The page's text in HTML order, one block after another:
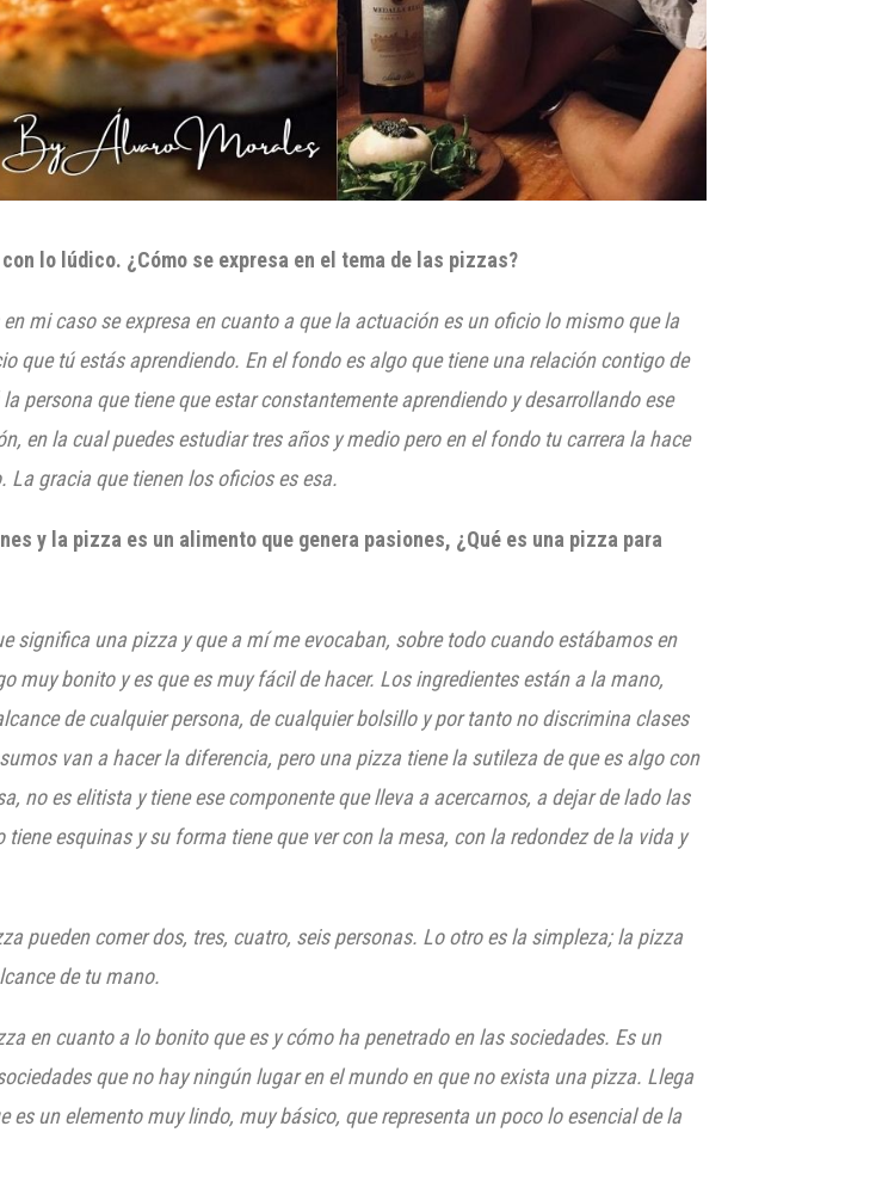
lo lúdico. ¿Cómo se expresa en el tema de las pizzas?
mi caso se expresa en cuanto a que la actuación es un oficio lo mismo que la
que tú estás aprendiendo. En el fondo es algo que tiene una relación contigo de
persona que tiene que estarconstantemente aprendiendo y desarrollando ese
en la cual puedes estudiar tres años y medio pero en el fondo tu carrera la hace
La gracia que tienen los oficios es esa.
y la pizza es un alimento que genera pasiones, ¿Qué es una pizza para
e significa una pizza y que a míme evocaban, sobre todo cuando estábamos en
bonito y es que es muy fácil de hacer. Los ingredientes están a la mano,
de cualquier persona, de cualquier bolsillo y por tanto no discrimina clases
van a hacer la diferencia, pero una pizza tiene la sutileza de que es algo con
no es elitista y tiene ese componente que lleva a acercarnos, a dejar de lado las
esquinas y su forma tiene que ver con la mesa, con la redondez de la vida y
pueden comer dos, tres, cuatro, seis personas. Lo otro es la simpleza; la pizza
de tu mano.
en cuanto a lo bonito que es ycómo ha penetrado en las sociedades. Es un
que no hay ningún lugar en el mundo en que no exista una pizza. Llega
un elemento muy lindo, muy básico, que representa un poco lo esencial de la